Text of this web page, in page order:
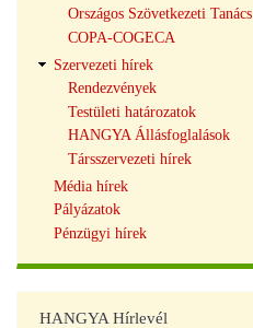
Országos Szövetkezeti Tanács
COPA-COGECA
Szervezeti hírek
Rendezvények
Testületi határozatok
HANGYA Állásfoglalások
Társszervezeti hírek
Média hírek
Pályázatok
Pénzügyi hírek
HANGYA Hírlevél